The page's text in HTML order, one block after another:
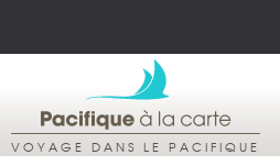
VOYAGE DANS LE PACIFIQUE